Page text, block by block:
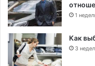
1
Как
3